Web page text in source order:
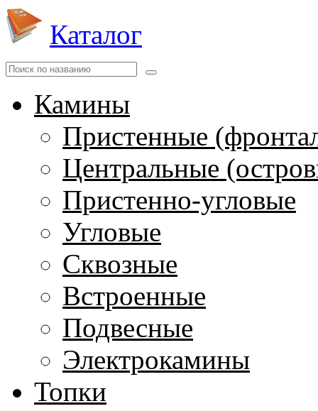
Каталог
Камины
Пристенные
Центральные
Пристенно-угловые
Угловые
Сквозные
Встроенные
Подвесные
Электрокамины
Топки